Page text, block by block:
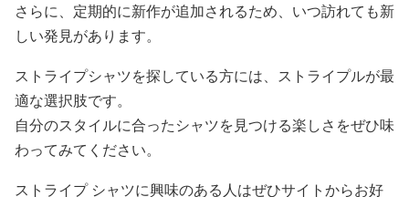
さらに、定期的に新作が追加されるため、いつ訪れても新
しい発見があります。
ストライプシャツを探している方には、ストライプルが最
適な選択肢です。
自分のスタイルに合ったシャツを見つける楽しさをぜひ味
わってみてください。
ストライプ シャツに興味のある人はぜひサイトからお好